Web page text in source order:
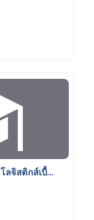
Introduction in Logistics โลจิสติกส์เบื้องต้น